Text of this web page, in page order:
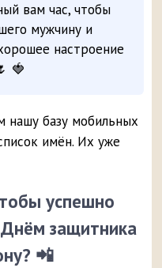
вам час, чтобы
мужчину и
настроение
🍓
базу мобильных
имён. Их уже
успешно
защитника
📲